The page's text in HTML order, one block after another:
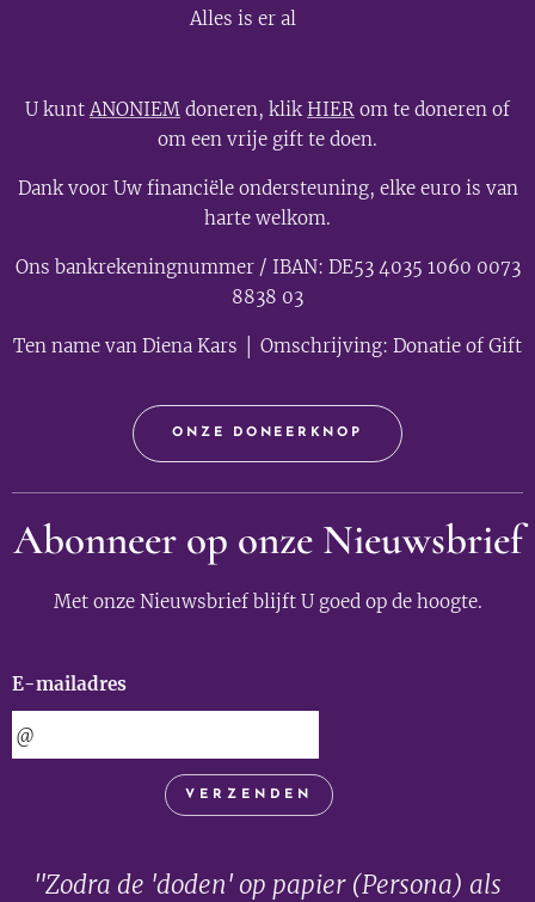
Alles is er al
U kuntANONIEM doneren, klikHIER om te doneren of
om een vrije gift te doen.
Dank voor Uw financiële ondersteuning, elke euro is van
harte welkom.
Ons bankrekeningnummer / IBAN: DE53 4035 1060 0073
8838 03
Ten name van Diena Kars │ Omschrijving: Donatie of Gift
ONZE DONEERKNOP
Abonneer op onze Nieuwsbrief
Met onze Nieuwsbrief blijft U goed op de hoogte.
E-mailadres
VERZENDEN
"Zodra de 'doden' op papier (Persona) als